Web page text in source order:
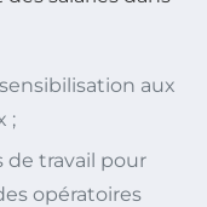
aux
;
travail pour
opératoires